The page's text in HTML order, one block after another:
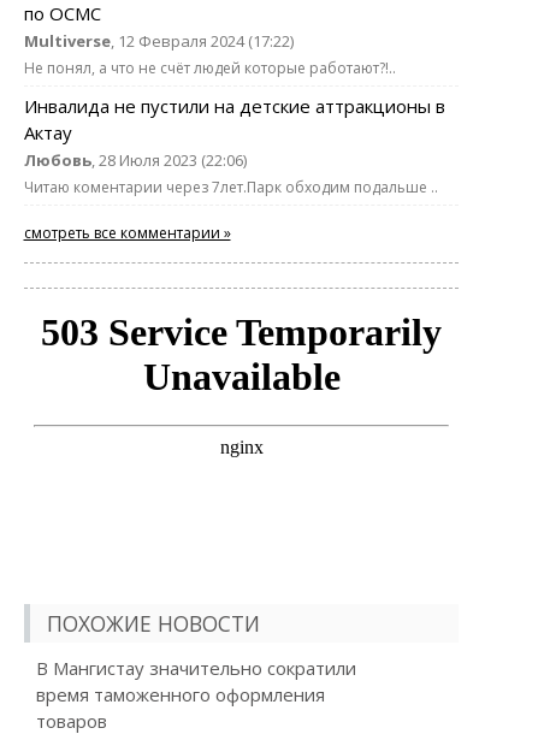
по ОСМС
Multiverse, 12 Февраля 2024 (17:22)
Не понял, а что не счёт людей которые работают?!..
Инвалида не пустили на детские аттракционы в
Актау
Любовь, 28 Июля 2023 (22:06)
Читаю коментарии через 7лет.Парк обходим подальше ..
смотреть все комментарии »
ПОХОЖИЕ НОВОСТИ
В Мангистау значительно сократили
время таможенного оформления
товаров